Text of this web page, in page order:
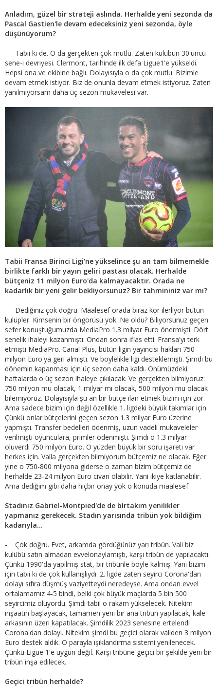
Anladım, güzel bir strateji aslında. Herhalde yeni sezonda da
Pascal Gastien'le devam edeceksiniz yeni sezonda, öyle
düşünüyorum?
- Tabii ki de. O da gerçekten çok mutlu. Zaten kulübün 30'uncu
sene-i devriyesi. Clermont, tarihinde ilk defa Ligue1'e yükseldi.
Hepsi ona ve ekibine bağlı. Dolayısıyla o da çok mutlu. Bizimle
devam etmek istiyor. Biz de onunla devam etmek istiyoruz. Zaten
yanılmıyorsam daha üç sezon mukavelesi var.
Tabii Fransa Birinci Ligi'ne yükselince şu an tam bilmemekle
birlikte farklı bir yayın geliri pastası olacak. Herhalde
bütçeniz 11 milyon Euro'da kalmayacaktır. Orada ne
kadarlık bir yeni gelir bekliyorsunuz? Bir tahmininiz var mı?
- Dediğiniz çok doğru. Maalesef orada biraz kör ilerliyor bütün
kulüpler. Kimsenin bir öngörüsü yok. Ne oldu? Biliyorsunuz geçen
sefer konuştuğumuzda MediaPro 1.3 milyar Euro önermişti. Dört
senelik ihaleyi kazanmıştı. Ondan sonra iflas etti. Fransa'yı terk
etmişti MediaPro. Canal Plus, bütün ligin yayıncısı hakları 750
milyon Euro'ya geri almıştı. Ve böylelikle ligi desteklemişti. Şimdi bu
dönemin kapanması için üç sezon daha kaldı. Önümüzdeki
haftalarda o üç sezon ihaleye çıkılacak. Ve gerçekten bilmiyoruz:
750 milyon mu olacak, 1 milyar mı olacak, 500 milyon mu olacak
bilemiyoruz. Dolayısıyla şu an bir bütçe ilan etmek bizim için zor.
Ama sadece bizim için değil özellikle 1. ligdeki büyük takımlar için.
Çünkü onlar bütçelerini geçen sezon 1.3 milyar Euro üzerine
yapmıştı. Transfer bedelleri ödenmiş, uzun vadeli mukaveleler
verilmişti oyunculara, primler ödenmişti. Şimdi o 1.3 milyar
oluverdi 750 milyon Euro. O yüzden büyük bir soru işareti var
herkes için. Valla gerçekten bilmiyorum bütçemiz ne olacak. Eğer
yine o 750-800 milyona giderse o zaman bizim bütçemiz de
herhalde 23-24 milyon Euro civarı olabilir. Yani ikiye katlanabilir.
Ama dediğim gibi daha hiçbir onay yok o konuda maalesef.
Stadınız Gabriel-Montpied'de de bіrtakım yenilikler
yapmanız gerekecek. Stadın yarısında tribün yok bildiğim
kadarıyla...
- Çok doğru. Evet, arkamda gördüğünüz yarı tribün. Vali biz
kulübü satın almadan evvelonaylamıştı, karşı tribün de yapılacaktı.
Çünkü 1990'da yapılmış stat, bir tribünle böyle kalmış. Yani bizim
için tabii ki de çok kullanışlıydı. 2. ligde zaten seyirci Corona'dan
dolayı sıfıra düşmüş vaziyetteydi neredeyse. Ama ondan evvel
ortalamamız 4-5 bindi, belki çok büyük maçlarda 5 bin 500
seyircimiz oluyordu. Şimdi tabii o rakam yükselecek. Nitekim
inşaatın başlayacak, tamamen yeni bir ana tribün yapılacak, kale
arkasının üzeri kapatılacak. Şimdilik 2023 senesine ertelendi
Corona'dan dolayı. Nitekim şimdi bu geçici olarak validen 3 milyon
Euro destek aldık. O parayla ışıklandırma sistemi yenilenecek.
Çünkü Ligue 1'e uygun değil. Karşı tribüne geçici bir şekilde yeni bir
tribün inşa edilecek.
Geçici tribün herhalde?